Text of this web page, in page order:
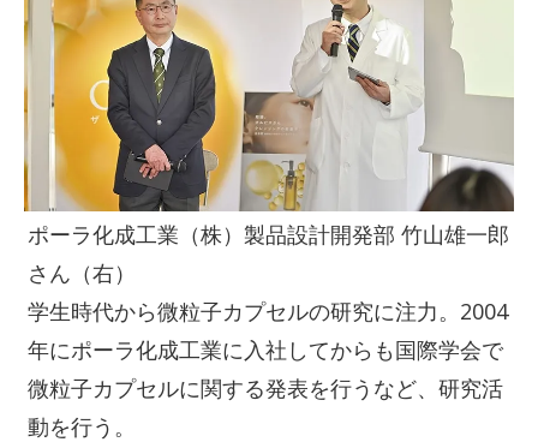
ポーラ化成工業（株）製品設計開発部 竹山雄一郎
さん（右）
学生時代から微粒子カプセルの研究に注力。2004
年にポーラ化成工業に入社してからも国際学会で
微粒子カプセルに関する発表を行うなど、研究活
動を行う。